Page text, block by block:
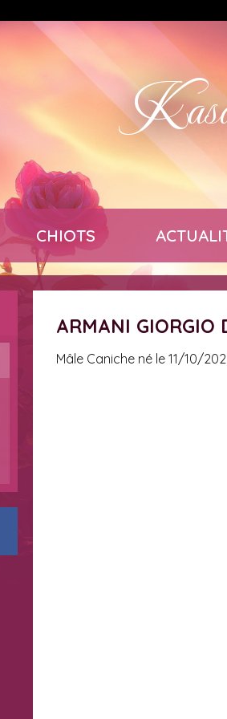
CHIOTS
ARMANI
mâle Caniche né le 11/10/